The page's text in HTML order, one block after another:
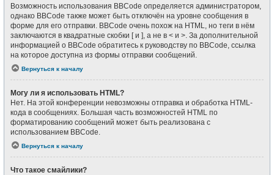
Возможность использования BBCode определяется администратором,
однако BBCode также может быть отключён на уровне сообщения в
форме для его отправки. BBCode очень похож на HTML, но теги в нём
заключаются в квадратные скобки [ и ], а не в < и >. За дополнительной
информацией о BBCode обратитесь к руководству по BBCode, ссылка
на которое доступна из формы отправки сообщений.
Вернуться к началу
Могу ли я использовать HTML?
Нет. На этой конференции невозможны отправка и обработка HTML-
кода в сообщениях. Большая часть возможностей HTML по
форматированию сообщений может быть реализована с
использованием BBCode.
Вернуться к началу
Что такое смайлики?